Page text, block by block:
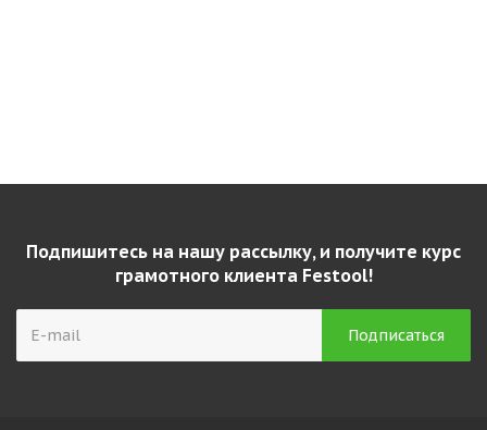
Подпишитесь на нашу рассылку, и получите курс
грамотного клиента Festool!